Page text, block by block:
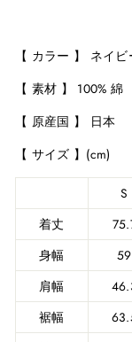
【 カラー 】 ネイビ
【 素材 】 100% 綿
【 原産国 】 日本
【 サイズ 】(cm)
S
着丈
身幅
59
肩幅
裾幅